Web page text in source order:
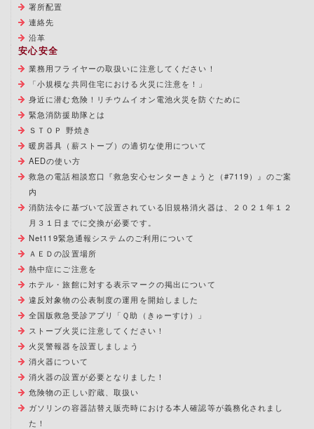
署所配置
連絡先
沿革
安心安全
業務用フライヤーの取扱いに注意してください！
「小規模な共同住宅における火災に注意を！」
身近に潜む危険！リチウムイオン電池火災を防ぐために
緊急消防援助隊とは
ＳＴＯＰ 野焼き
暖房器具（薪ストーブ）の適切な使用について
AEDの使い方
救急の電話相談窓口『救急安心センターきょうと（#7119）』のご案
内
消防法令に基づいて設置されている旧規格消火器は、２０２１年１２
月３１日までに交換が必要です。
Net119緊急通報システムのご利用について
ＡＥＤの設置場所
熱中症にご注意を
ホテル・旅館に対する表示マークの掲出について
違反対象物の公表制度の運用を開始しました
全国版救急受診アプリ「Ｑ助（きゅーすけ）」
ストーブ火災に注意してください！
火災警報器を設置しましょう
消火器について
消火器の設置が必要となりました！
危険物の正しい貯蔵、取扱い
ガソリンの容器詰替え販売時における本人確認等が義務化されまし
た！